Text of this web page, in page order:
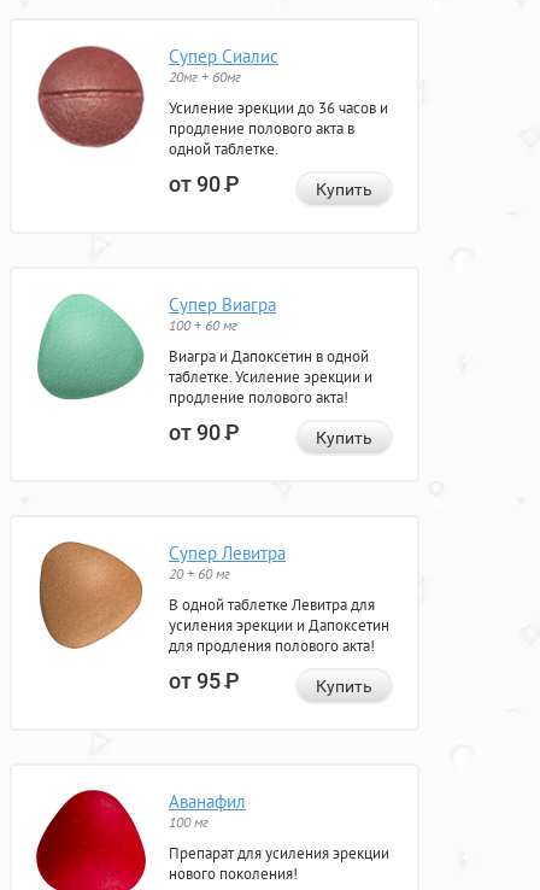
Супер Сиалис
20мг + 60мг
Усиление эрекции до 36 часов и
продление полового акта в
одной таблетке.
от 90Р Купить
Супер Виагра
100 + 60 мг
Виагра и Дапоксетин в одной
таблетке. Усиление эрекции и
продление полового акта!
от 90Р Купить
Супер Левитра
20 + 60 мг
В одной таблетке Левитра для
усиления эрекции и Дапоксетин
для продления полового акта!
от 95Р Купить
Аванафил
100 мг
Препарат для усиления эрекции
нового поколения!